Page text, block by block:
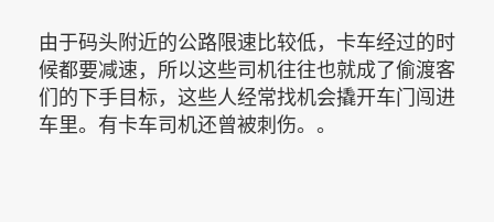
由于码头附近的公路限速比较低，卡车经过的时
候都要减速，所以这些司机往往也就成了偷渡客
们的下手目标，这些人经常找机会撬开车门闯进
车里。有卡车司机还曾被刺伤。。